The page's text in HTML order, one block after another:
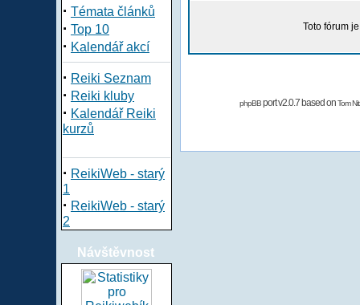
· Témata článků
· Top 10
· Kalendář akcí
· Reiki Seznam
· Reiki kluby
· Kalendář Reiki
kurzů
· ReikiWeb - starý
1
· ReikiWeb - starý
2
Návštěvnost
Toto fórum
phpBBport v2.0.7 based onTom